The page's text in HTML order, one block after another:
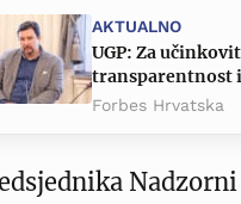
AKTUALNO
UGP: Za
transparentnost
Forbes Hrvatska